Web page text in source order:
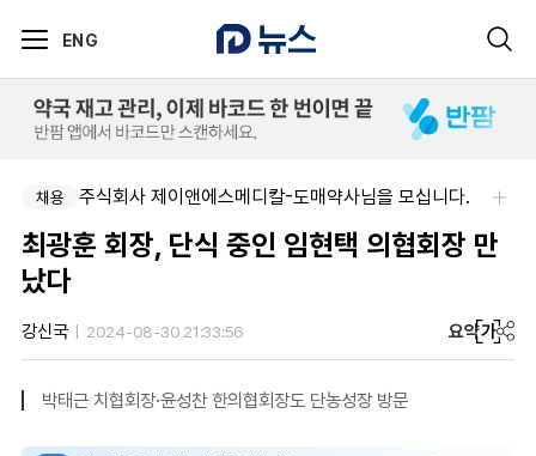
ENG
채용 주식회사 제이앤에스메디칼-도매약사님을 모십니다.
최광훈 회장, 단식 중인 임현택 의협회장 만
났다
강신국 2024-08-30 21:33:56 요약가
박태근 치협회장·윤성찬 한의협회장도 단농성장 방문